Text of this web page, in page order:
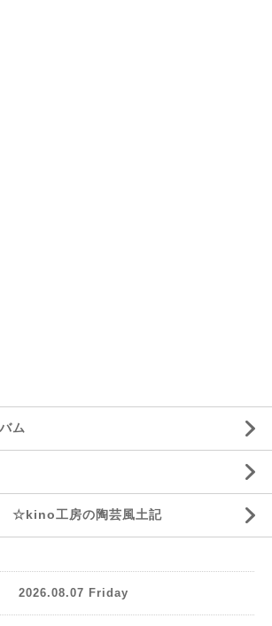
ム
☆kino工房の陶芸風土記
2026.08.07 Friday